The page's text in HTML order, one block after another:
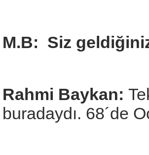
M.B: Siz
Rahmi Baykan:
buradaydı. 68´de